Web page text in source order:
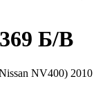
Б/В
NV400) 2010